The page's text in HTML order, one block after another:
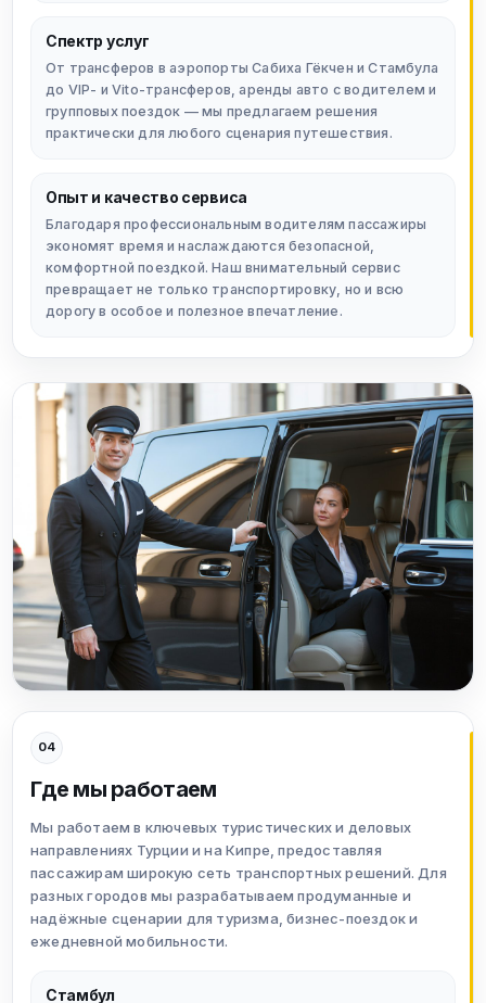
Спектр услуг
От трансферов в аэропорты Сабиха Гёкчен и Стамбула
до VIP- и Vito-трансферов, аренды авто с водителем и
групповых поездок — мы предлагаем решения
практически для любого сценария путешествия.
Опыт и качество сервиса
Благодаря профессиональным водителям пассажиры
экономят время и наслаждаются безопасной,
комфортной поездкой. Наш внимательный сервис
превращает не только транспортировку, но и всю
дорогу в особое и полезное впечатление.
04
Где мы работаем
Мы работаем в ключевых туристических и деловых
направлениях Турции и на Кипре, предоставляя
пассажирам широкую сеть транспортных решений. Для
разных городов мы разрабатываем продуманные и
надёжные сценарии для туризма, бизнес-поездок и
ежедневной мобильности.
Стамбул